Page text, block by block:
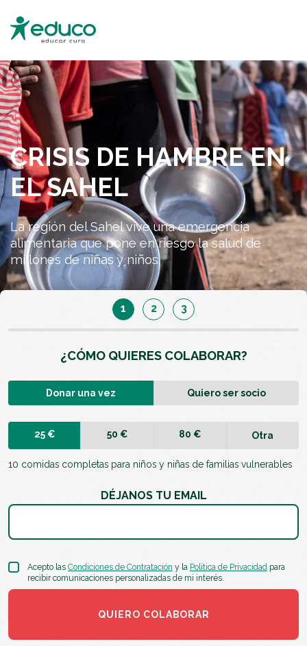
CRISIS DE HAMBRE EN
EL SAHEL
La región del Sahel vive una emergencia
alimentaria que pone en riesgo la salud de
millones de niñas y niños.
1 2 3
¿CÓMO QUIERES COLABORAR?
Donar una vez Quiero ser socio
25 € 50 € 80 € Otra
10 comidas completas para niños y niñas de familias vulnerables
DÉJANOS TU EMAIL
Acepto las Condiciones de Contratación y la Política de Privacidad para
recibir comunicaciones personalizadas de mi interés.